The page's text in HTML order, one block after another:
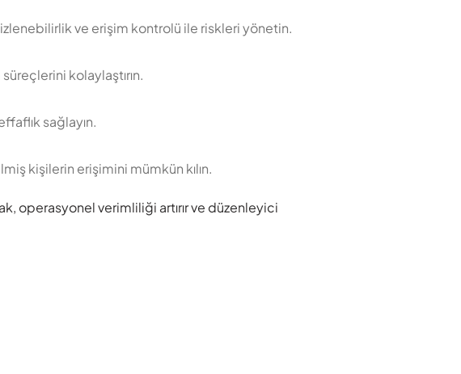
izlenebilirlik ve erişim kontrolü ile riskleri yönetin.
kolaylaştırın.
sağlayın.
kişilerin erişimini mümkün kılın.
operasyonel verimliliği artırır ve düzenleyici